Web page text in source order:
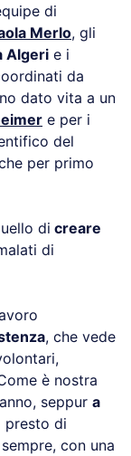
di
Merlo, gli
Algeri e i
da
dato vita a un
e per i
del
per primo
di creare
di
, che vede
è nostra
seppur a
presto di
con una